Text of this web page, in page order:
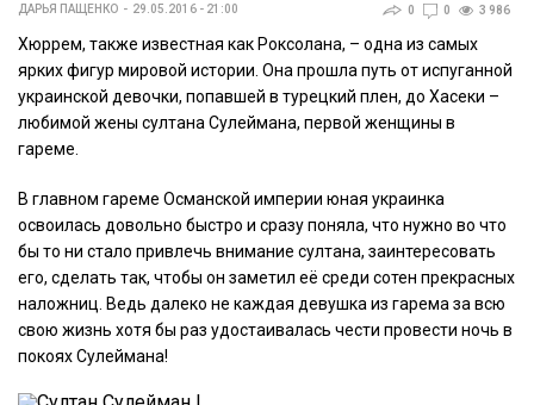
ДАРЬЯ ПАЩЕНКО 29.05.2016 - 21:00 0 0 3 986
Хюррем, также известная как Роксолана, – одна из самых
ярких фигур мировой истории. Она прошла путь от испуганной
украинской девочки, попавшей в турецкий плен, до Хасеки –
любимой жены султана Сулеймана, первой женщины в
гареме.
В главном гареме Османской империи юная украинка
освоилась довольно быстро и сразу поняла, что нужно во что
бы то ни стало привлечь внимание султана, заинтересовать
его, сделать так, чтобы он заметил её среди сотен прекрасных
наложниц. Ведь далеко не каждая девушка из гарема за всю
свою жизнь хотя бы раз удостаивалась чести провести ночь в
покоях Сулеймана!